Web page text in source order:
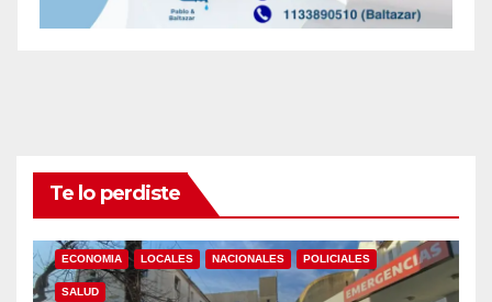
Te lo perdiste
ECONOMIA LOCALES NACIONALES POLICIALES
SALUD